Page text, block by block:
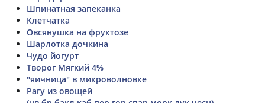
Шпинатная запеканка
Клетчатка
Овсянушка на фруктозе
Шарлотка дочкина
Чудо йогурт
Творог Мягкий 4%
"яичница" в микроволновке
Рагу из овощей